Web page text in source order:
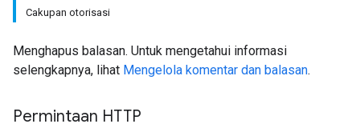
Cakupan otorisasi
Menghapus balasan. Untuk mengetahui informasi
selengkapnya, lihat Mengelola komentar dan balasan.
Permintaan HTTP